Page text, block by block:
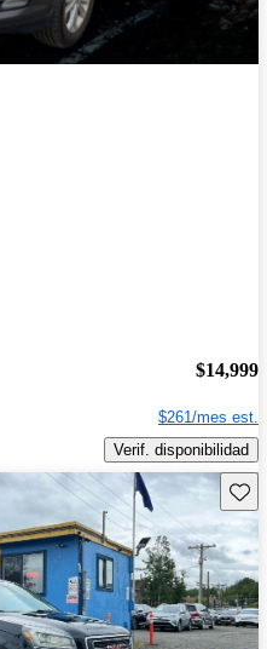
$14,999
$261/mes est.
Verif. disponibilidad